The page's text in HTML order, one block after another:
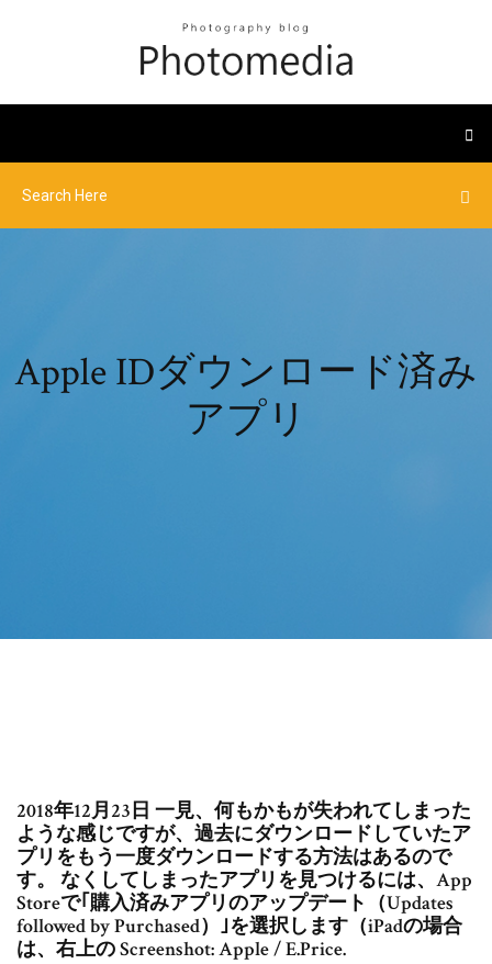
Apple IDダウンロード済み
アプリ
2018年12月23日 一見、何もかもが失われてしまった
ような感じですが、過去にダウンロードしていたア
プリをもう一度ダウンロードする方法はあるので
す。 なくしてしまったアプリを見つけるには、App
Storeで｢購入済みアプリのアップデート（Updates
followed by Purchased）｣を選択します（iPadの場合
は、右上の Screenshot: Apple / E.Price.